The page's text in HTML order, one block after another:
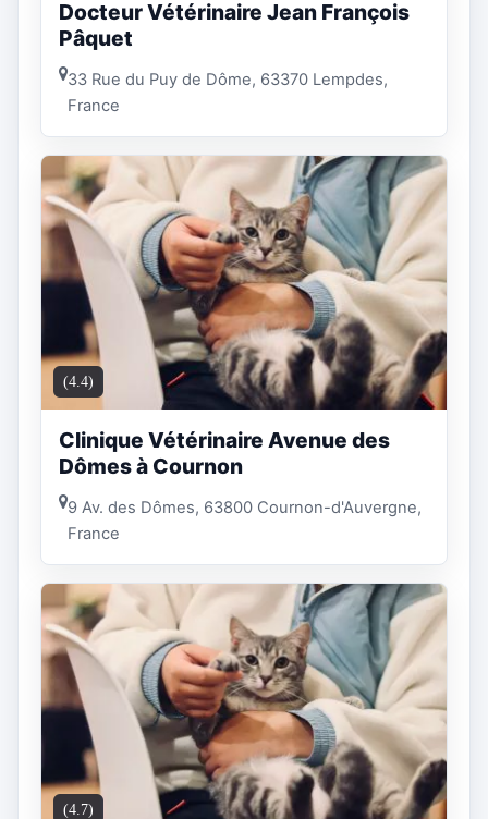
Docteur Vétérinaire Jean François
Pâquet
33 Rue du Puy de Dôme, 63370 Lempdes,
France
(4.4)
Clinique Vétérinaire Avenue des
Dômes à Cournon
9 Av. des Dômes, 63800 Cournon-d'Auvergne,
France
(4.7)